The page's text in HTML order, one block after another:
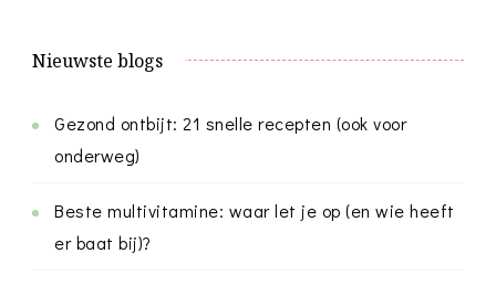
Nieuwste blogs
Gezond ontbijt: 21 snelle recepten (ook voor
onderweg)
Beste multivitamine: waar let je op (en wie heeft
er baat bij)?